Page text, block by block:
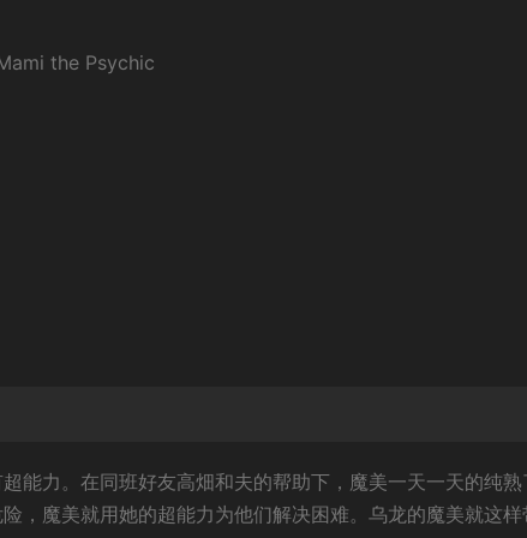
the Psychic
能力。在同班好友高畑和夫的帮助下，魔美一天一天的纯熟
，魔美就用她的超能力为他们解决困难。乌龙的魔美就这样